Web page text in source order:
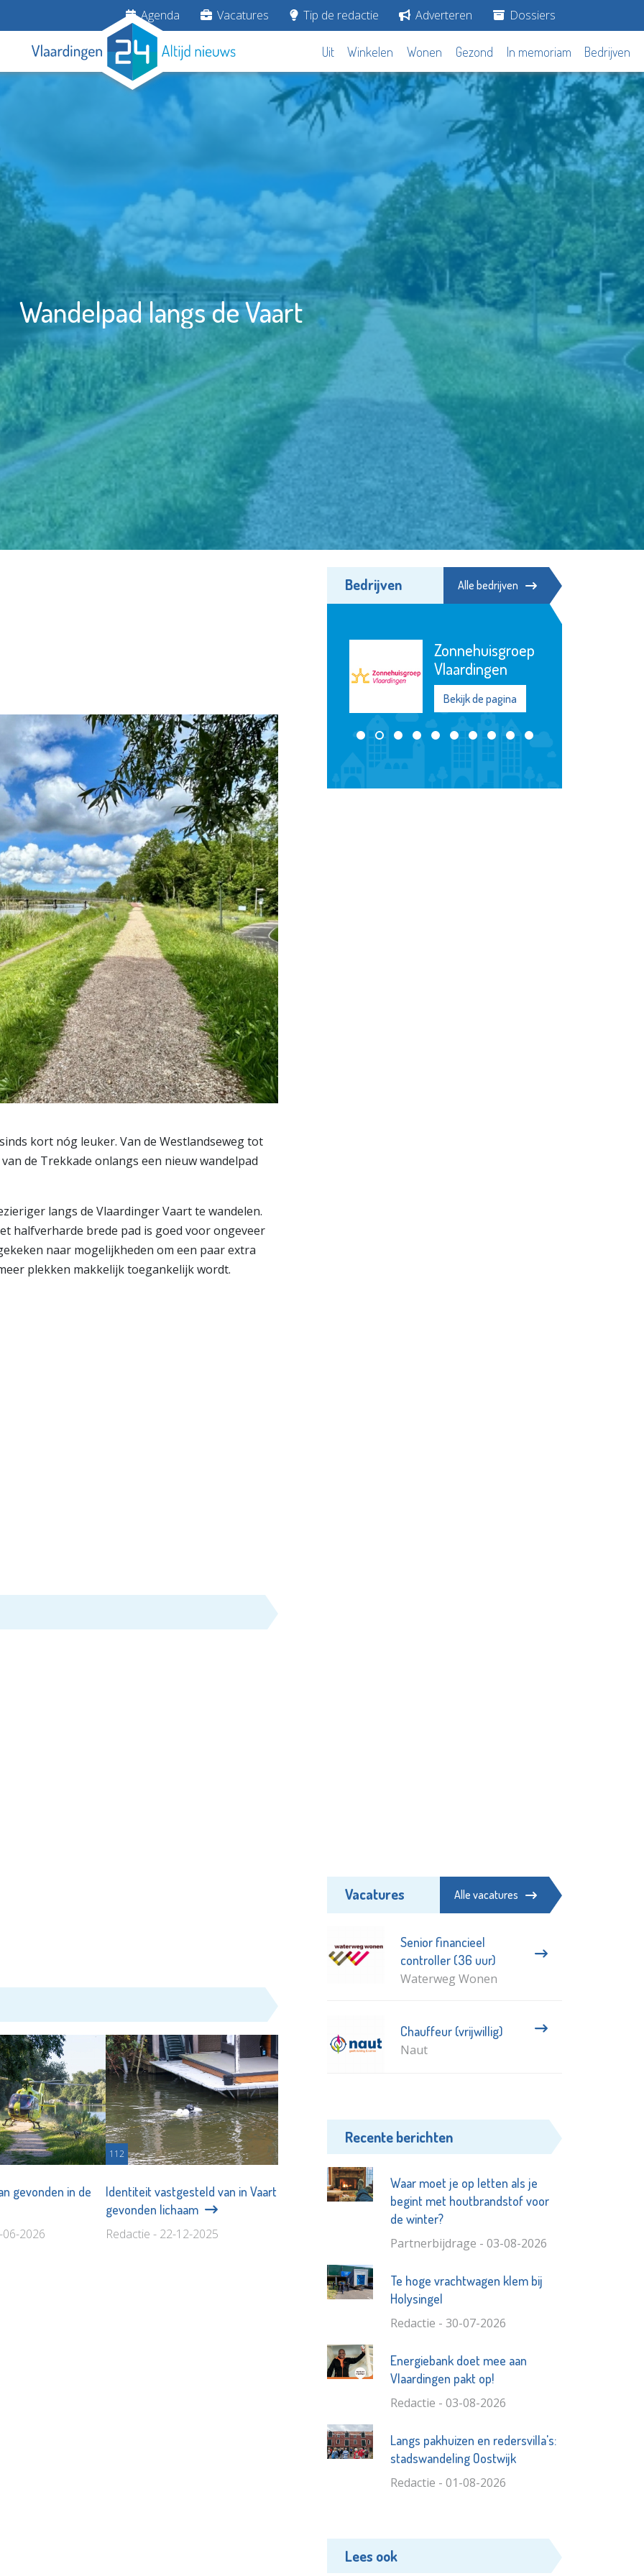
Agenda Vacatures Tip de redactie Adverteren Dossiers
Uit Winkelen Wonen Gezond In memoriam Bedrijven
Wandelpad langs de Vaart
kort nóg leuker. Van de Westlandseweg tot
de Trekkade onlangs een nieuw wandelpad
langs de Vlaardinger Vaart te wandelen.
halfverharde brede pad is goed voor ongeveer
naar mogelijkheden om een paar extra
plekken makkelijk toegankelijk wordt.
gevonden in de
06-2026
112
Identiteit vastgesteld van in Vaart
gevonden lichaam
Redactie - 22-12-2025
Bedrijven Alle bedrijven
Jozefmavo
Bekijk de pagina
Vacatures Alle vacatures
Senior financieel
controller (36 uur)
Waterweg Wonen
Chauffeur (vrijwillig)
Naut
Recente berichten
Waar moet je op letten als je
begint met houtbrandstof voor
de winter?
Partnerbijdrage - 03-08-2026
Te hoge vrachtwagen klem bij
Holysingel
Redactie - 30-07-2026
Energiebank doet mee aan
Vlaardingen pakt op!
Redactie - 03-08-2026
Langs pakhuizen en redersvilla's:
stadswandeling Oostwijk
Redactie - 01-08-2026
Lees ook